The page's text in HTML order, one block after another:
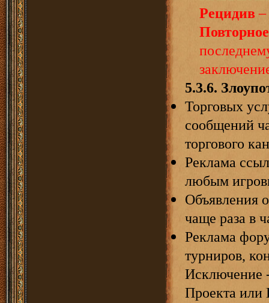
Рецидив–
5.3.6.
Торговых
сообщений
торгового
Реклама
любым
Объявления
чаще раза в
Реклама
турниров,
Исключение
Проекта или